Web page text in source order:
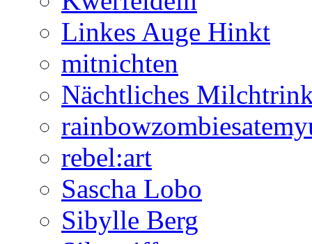
Linkes Auge Hinkt
mitnichten
Nächtliches
rebel:art
Sascha Lobo
Sibylle Berg